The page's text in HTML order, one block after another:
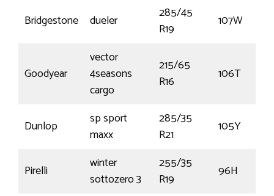
Bridgestone
dueler
285/45
R19
107W
Goodyear
vector
4seasons
cargo
215/65
R16
106T
Dunlop
sp sport
maxx
285/35
R21
105Y
Pirelli
winter
sottozero 3
255/35
R19
96H